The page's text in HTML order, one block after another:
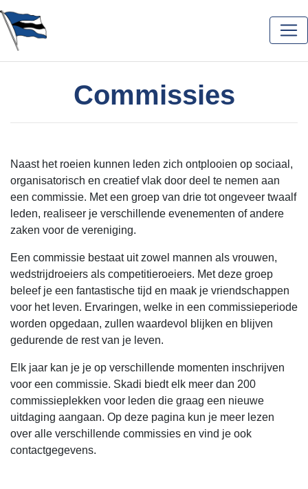
Commissies
Naast het roeien kunnen leden zich ontplooien op sociaal,
organisatorisch en creatief vlak door deel te nemen aan
een commissie. Met een groep van drie tot ongeveer twaalf
leden, realiseer je verschillende evenementen of andere
zaken voor de vereniging.
Een commissie bestaat uit zowel mannen als vrouwen,
wedstrijdroeiers als competitieroeiers. Met deze groep
beleef je een fantastische tijd en maak je vriendschappen
voor het leven. Ervaringen, welke in een commissieperiode
worden opgedaan, zullen waardevol blijken en blijven
gedurende de rest van je leven.
Elk jaar kan je je op verschillende momenten inschrijven
voor een commissie. Skadi biedt elk meer dan 200
commissieplekken voor leden die graag een nieuwe
uitdaging aangaan. Op deze pagina kun je meer lezen
over alle verschillende commissies en vind je ook
contactgegevens.